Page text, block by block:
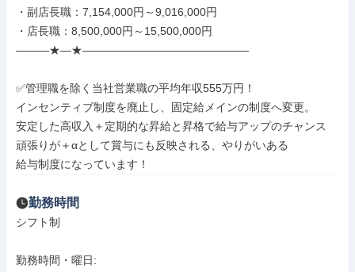
・副店長職：7,154,000円～9,016,000円
・店長職：8,500,000円～15,500,000円
―――★―★―――――――――――――――
✅管理職を除く当社営業職の平均年収555万円！
インセンティブ制度を廃止し、固定給メインの制度へ変更。
安定した高収入＋定期的な昇給と昇格で給与アップのチャンス
頑張りが＋αとして賞与にも反映される、やりがいある
給与制度になっています！
勤務時間
シフト制
勤務時間・曜日: